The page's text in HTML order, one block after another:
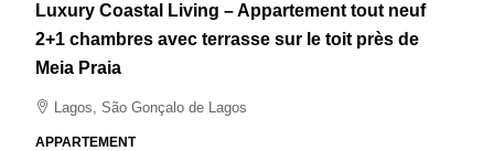
Luxury Coastal Living – Appartement tout neuf
2+1 chambres avec terrasse sur le toit près de
Meia Praia
Lagos, São Gonçalo de Lagos
APPARTEMENT